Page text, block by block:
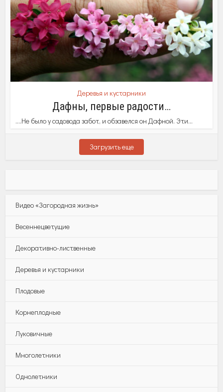
Деревья и кустарники
Дафны, первые радости…
….Не было у садовода забот, и обзавелся он Дафной. Эти...
Загрузить еще
Видео «Загородная жизнь»
Весеннецветущие
Декоративно-лиственные
Деревья и кустарники
Плодовые
Корнеплодные
Луковичные
Многолетники
Однолетники